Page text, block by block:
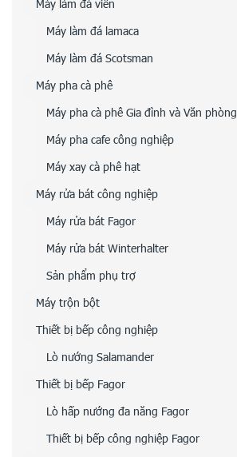
Máy làm đá viên
Máy làm đá lamaca
Máy làm đá Scotsman
Máy pha cà phê
Máy pha cà phê Gia đình và Văn phòng
Máy pha cafe công nghiệp
Máy xay cà phê hạt
Máy rửa bát công nghiệp
Máy rửa bát Fagor
Máy rửa bát Winterhalter
Sản phẩm phụ trợ
Máy trộn bột
Thiết bị bếp công nghiệp
Lò nướng Salamander
Thiết bị bếp Fagor
Lò hấp nướng đa năng Fagor
Thiết bị bếp công nghiệp Fagor